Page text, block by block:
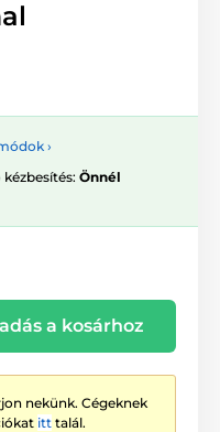
›
kézbesítés: Önnél
a kosárhoz
nekünk. Cégeknek
itt talál.